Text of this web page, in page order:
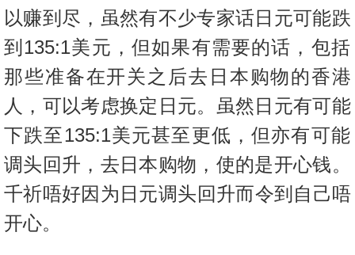
关
於
我
们
以赚到尽，虽然有不少专家话日 元可能跌
到135:1美元，但如果有需要的话， 包括
那些准备在开关之后去日本购物的香港
人，可以考虑换定日元。
虽然日元有可能
下跌至135:1美元甚至更低，但亦有可能
调头回升，去日本购物，使的是开心钱。
千祈唔好因为日元调头回升而令到自己唔
开心。